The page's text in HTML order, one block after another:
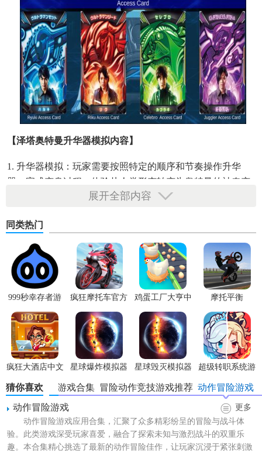
【泽塔奥特曼升华器模拟内容】
1. 升华器模拟：玩家需要按照特定的顺序和节奏操作升华
器，完成变身过程，体验从人类形态转变为奥特曼的神奇变
2. 怪兽挑战：游戏中设置了多种不同的怪兽供玩家挑战，每
个怪兽都有其独特的攻击方式和弱点，玩家需要灵活应对。
3. 技能释放：玩家可以通过完成特定任务或击败怪兽获得技
能点数，解锁并升级泽塔奥特曼的各种强大技能。
4. 剧情模式：游戏提供丰富的剧情模式，玩家可以跟随剧情
发展，逐步解锁新的关卡和角色。
5. 自定义角色：玩家可以自由定制泽塔奥特曼的外观和装
备，打造独一无二的奥特曼形象。
1. 高度还原：游戏高度还原了《泽塔奥特曼》中的经典元
素，包括角色形象、技能特效和剧情发展。
2. 操作简便：游戏采用简单的操作方式，玩家可以轻松上
展开全部内容
同类热门
999秒幸存者游
戏
疯狂摩托车官方
版
鸡蛋工厂大亨中
文版
摩托平衡
疯狂大酒店中文
版游戏
星球爆炸模拟器
星球毁灭模拟器
国际版
(SolarSmash)
超级转职系统游
猜你喜欢 动作冒险游戏
冒险动作竞技游戏推荐
奥特曼题材游戏合集
动作冒险游戏
更多
动作冒险游戏应用合集，汇聚了众多精彩纷呈的冒险与战斗体
验。此类游戏深受玩家喜爱，融合了探索未知与激烈战斗的双重乐
趣。本合集精心挑选了最新的动作冒险佳作，让玩家沉浸于紧张刺激